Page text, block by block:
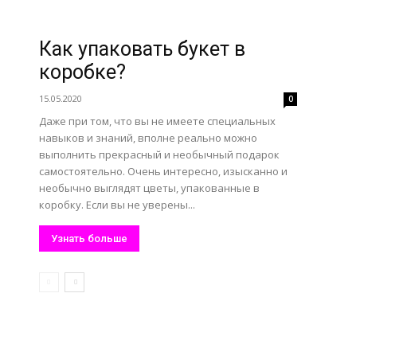
Как упаковать букет в
коробке?
15.05.2020 0
Даже при том, что вы не имеете специальных
навыков и знаний, вполне реально можно
выполнить прекрасный и необычный подарок
самостоятельно. Очень интересно, изысканно и
необычно выглядят цветы, упакованные в
коробку. Если вы не уверены...
Узнать больше